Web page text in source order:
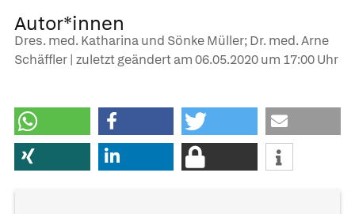
Autor*innen
Dres. med. Katharina und Sönke Müller; Dr. med. Arne
Schäffler | zuletzt geändert am06.05.2020um 17:00 Uhr